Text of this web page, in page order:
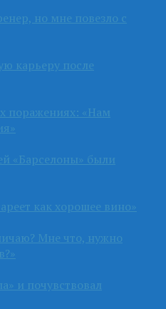
но мне повезло с
карьеру после
поражениях: «Нам
«Барселоны» были
как хорошее вино»
Мне что, нужно
и почувствовал